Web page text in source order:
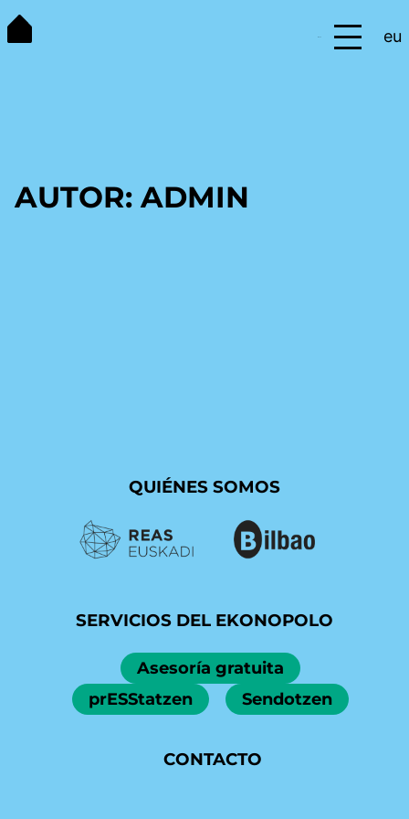
Saltar
al
eu
AUTOR: ADMIN
QUIÉNES SOMOS
REAS EUSKADI BILBAO EKINTZA
SERVICIOS DEL EKONOPOLO
prESStatzen Sendotzen
Asesoría gratuita
CONTACTO